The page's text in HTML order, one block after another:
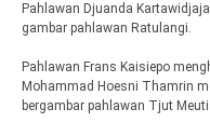
Pahlawan Djuanda
gambar pahlawan Ratulangi.
Pahlawan Frans Kaisiepo
Mohammad Hoesni Thamrin
bergambar pahlawan Tjut